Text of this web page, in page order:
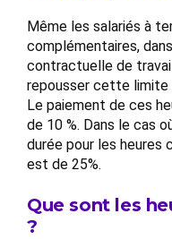
Même les salariés à
complémentaires,
contractuelle de
repousser cette limite
Le paiement de ces
de 10 %. Dans le cas
durée pour les heures
est de 25%.
Que sont les
?